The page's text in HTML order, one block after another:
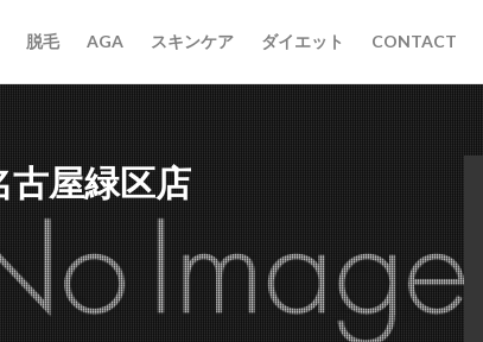
脱毛 AGA スキンケア ダイエット CONTACT
屋緑区店